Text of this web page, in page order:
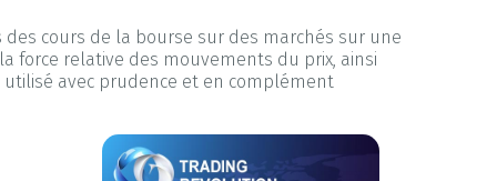
cours de la bourse sur des marchés sur une
force relative des mouvements du prix, ainsi
avec prudence et en complément